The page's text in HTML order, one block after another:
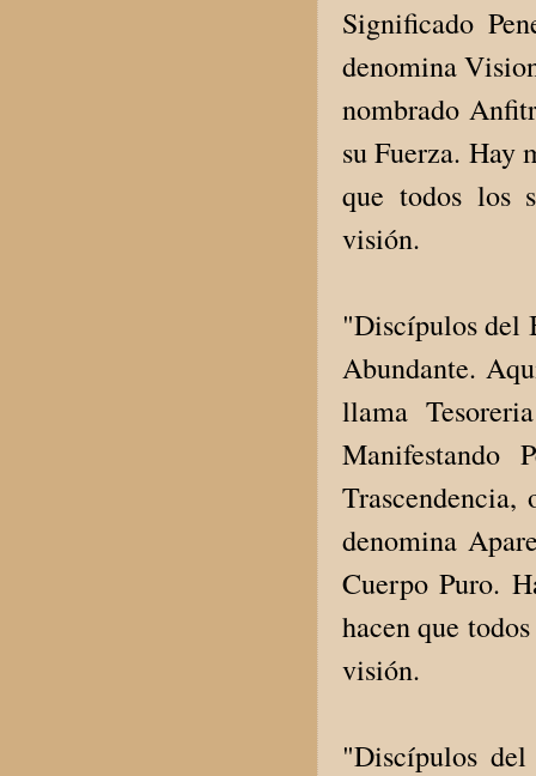
Significado
denomina
nombrado
su Fuerza. Hay
que todos los
visión.
"Discípulos del
Abundante.
llama
Manifestando
denomina
Cuerpo Puro.
hacen que
visión.
"Discípulos